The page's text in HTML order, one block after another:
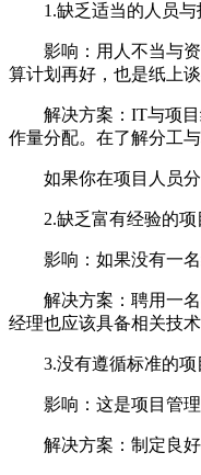
1.缺乏适当的人员与
影响：用人不当与资
算计划再好，也是纸上谈
解决方案：IT与项目经
作量分配。在了解分工
如果你在项目人员分
2.缺乏富有经验的项
影响：如果没有一名
解决方案：聘用一名
经理也应该具备相关技术
3.没有遵循标准的项
影响：这是项目管理
解决方案：制定良好